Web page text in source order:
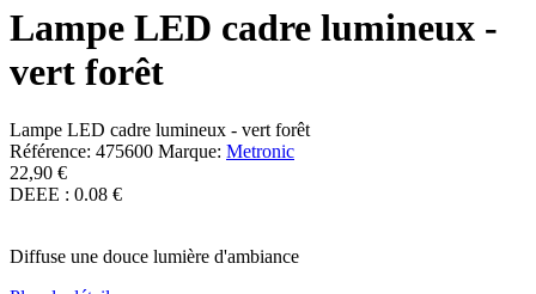
Lampe LED cadre lumineux -
vert forêt
Lampe LED cadre lumineux - vert forêt
Référence: 475600 Marque: Metronic
22,90 €
DEEE : 0.08 €
Diffuse une douce lumière d'ambiance